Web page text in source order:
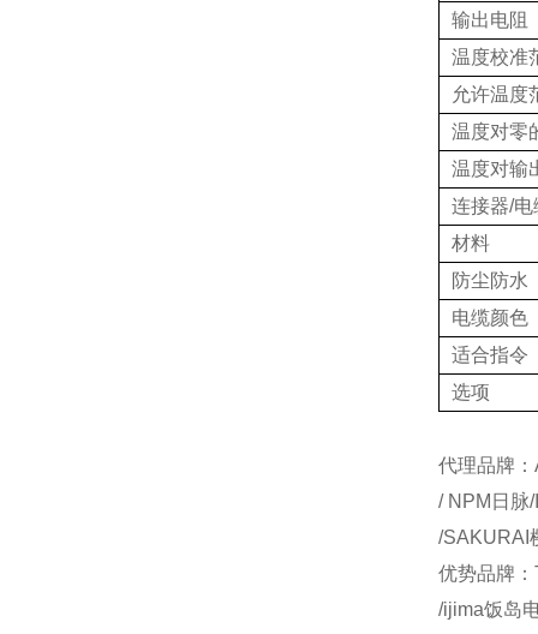
输出电阻
温度校准
允许温度
温度对零
温度对输
连接器/电
材料
防尘防水
电缆颜色
适合指令
选项
代理品牌
/ NPM日脉
/SAKURAI
优势品牌
/ijima饭岛